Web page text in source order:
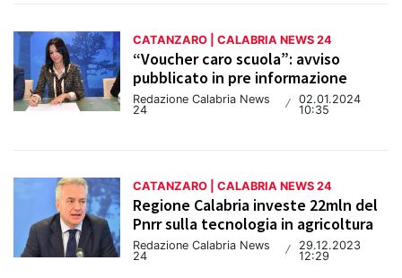
CATANZARO | CALABRIA NEWS 24
“Voucher caro scuola”: avviso
pubblicato in pre informazione
Redazione Calabria News
24
/
02.01.2024
10:35
CATANZARO | CALABRIA NEWS 24
Regione Calabria investe 22mln del
Pnrr sulla tecnologia in agricoltura
Redazione Calabria News
24
/
29.12.2023
12:29